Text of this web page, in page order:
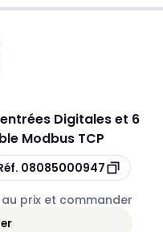
Digitales et 6
Modbus TCP
08085000947
prix et commander